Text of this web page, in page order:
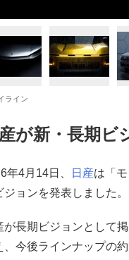
ライン
が新・長期ビ
年4月14日、 日産は「
ジョンを発表しました。
が長期ビジョンとして
、今後ラインナップの